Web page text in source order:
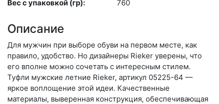
Вес с упаковкой (гр):
760
Описание
Для мужчин при выборе обуви на первом месте, как
правило, удобство. Но дизайнеры Rieker уверены, что
его вполне можно сочетать с интересным стилем.
Туфли мужские летние Rieker, артикул 05225-64 —
яркое воплощение этой идеи. Качественные
материалы, выверенная конструкция, обеспечивающая